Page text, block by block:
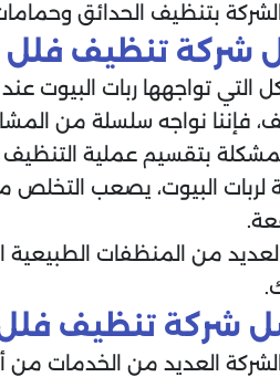
بتنظيف الحدائق
شركة تنظيف فلل
التي تواجهها ربات البيوت
فإننا نواجه سلسلة من
بتقسيم عملية
لربات البيوت، يصعب التخلص
من المنظفات الطبيعية
شركة تنظيف
العديد من الخدمات من